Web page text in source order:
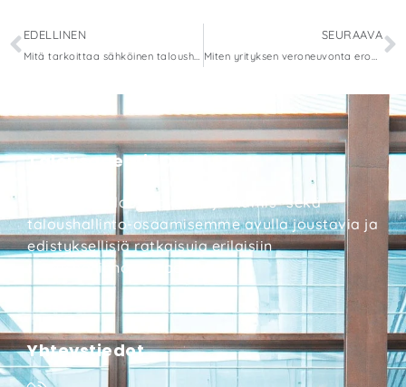
EDELLINEN SEURAAVA
Talousagentit Oy
Tarjoamme laaja-alaisen johtamis- sekä
taloushallinto-osaamisemme avulla joustavia ja
edistyksellisiä ratkaisuja erilaisiin
taloushallinnon tarpeisiin.
Yhteystiedot